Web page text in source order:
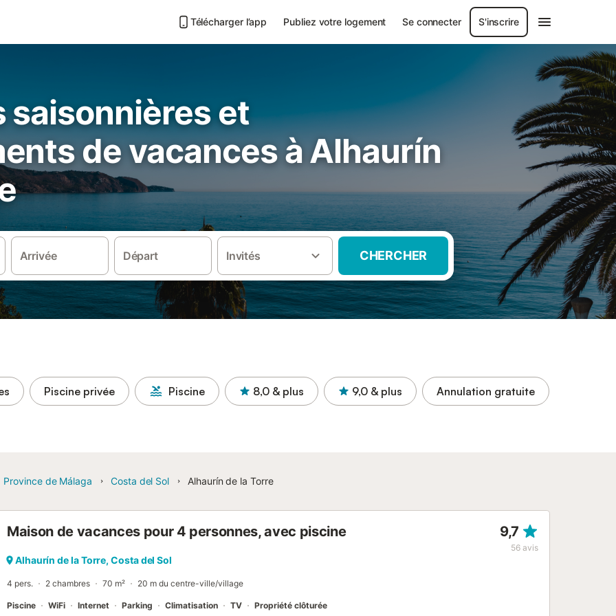
Télécharger l’app Publiez votre logement Se connecter S'inscrire
saisonnières et
de vacances à Alhaurín
Arrivée Départ Invités CHERCHER
Piscine privée Piscine 8,0 & plus 9,0 & plus Annulation gratuite
Province de Málaga Costa del Sol Alhaurín de la Torre
Maison de vacances pour 4 personnes, avec piscine 9,7
56 avis
Alhaurín de la Torre, Costa del Sol
4 pers. 2 chambres 70 m² 20 m du centre-ville/village
Piscine WiFi Internet Parking Climatisation TV Propriété clôturée